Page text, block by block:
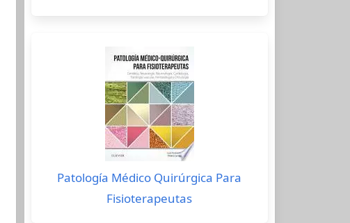
Patología Médico Quirúrgica Para
Fisioterapeutas